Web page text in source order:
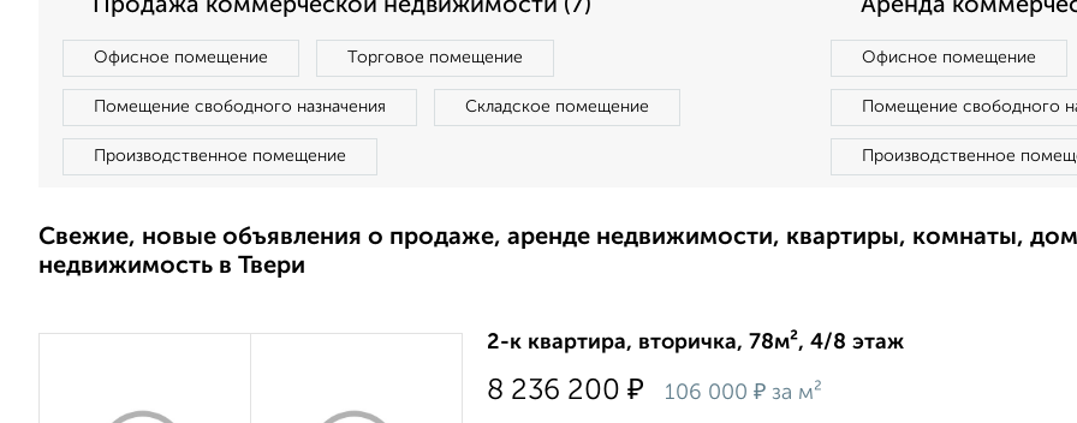
Продажа коммерческой недвижимости (7)
Офисное помещение Торговое помещение
Помещение свободного назначения Складское помещение
Производственное помещение
Аренда
Офисное помещение
Помещение свободного
Производственное
Свежие, новые объявления о продаже, аренде недвижимости, квартиры, комнаты,
недвижимость в Твери
2-к квартира, вторичка, 78м², 4/8 этаж
8 236 200 ₽ 106 000 ₽ за м²